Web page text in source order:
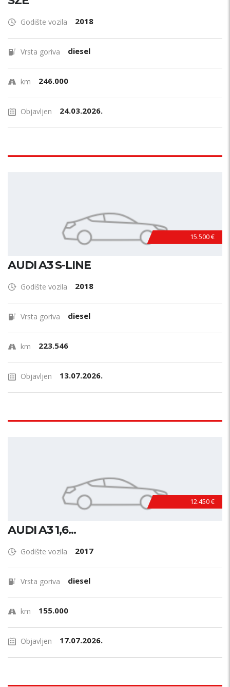
Godište vozila 2018
Vrsta goriva diesel
km 246.000
Objavljen 24.03.2026.
15.500 €
AUDI A3 S-LINE
Godište vozila 2018
Vrsta goriva diesel
km 223.546
Objavljen 13.07.2026.
12.450 €
AUDI A3 1,6...
Godište vozila 2017
Vrsta goriva diesel
km 155.000
Objavljen 17.07.2026.